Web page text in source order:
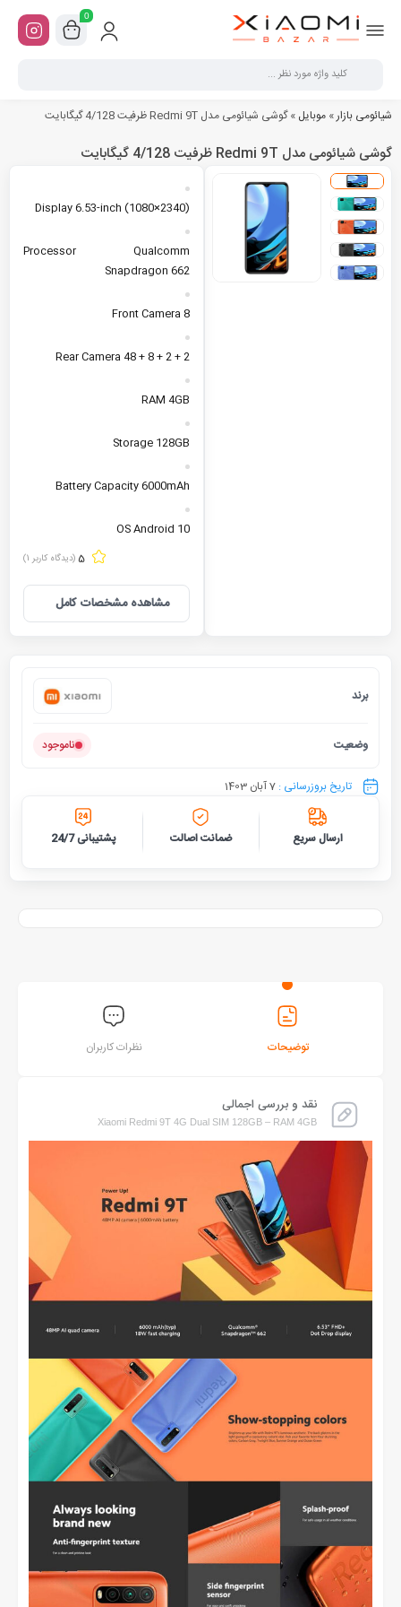
0
شیائومی بازار» موبایل »گوشی شیائومی مدل Redmi 9T ظرفیت 4/128 گیگابایت
گوشی شیائومی مدل Redmi 9T ظرفیت 4/128 گیگابایت
Display6.53-inch (1080×2340)
Processor
Qualcomm
Snapdragon 662
Front Camera 8
Rear Camera 48 + 8 + 2 + 2
RAM 4GB
Storage 128GB
Battery Capacity6000mAh
OSAndroid 10
5 (دیدگاه کاربر 1
)
مشاهده مشخصات کامل
برند
وضعیت ناموجود
تاریخ بروزرسانی : 7 آبان 1403
ارسال سریع ضمانت اصالت پشتیبانی 24/7
توضیحات نظرات کاربران
نقد و بررسی اجمالی
Xiaomi Redmi 9T 4G Dual SIM 128GB – RAM 4GB